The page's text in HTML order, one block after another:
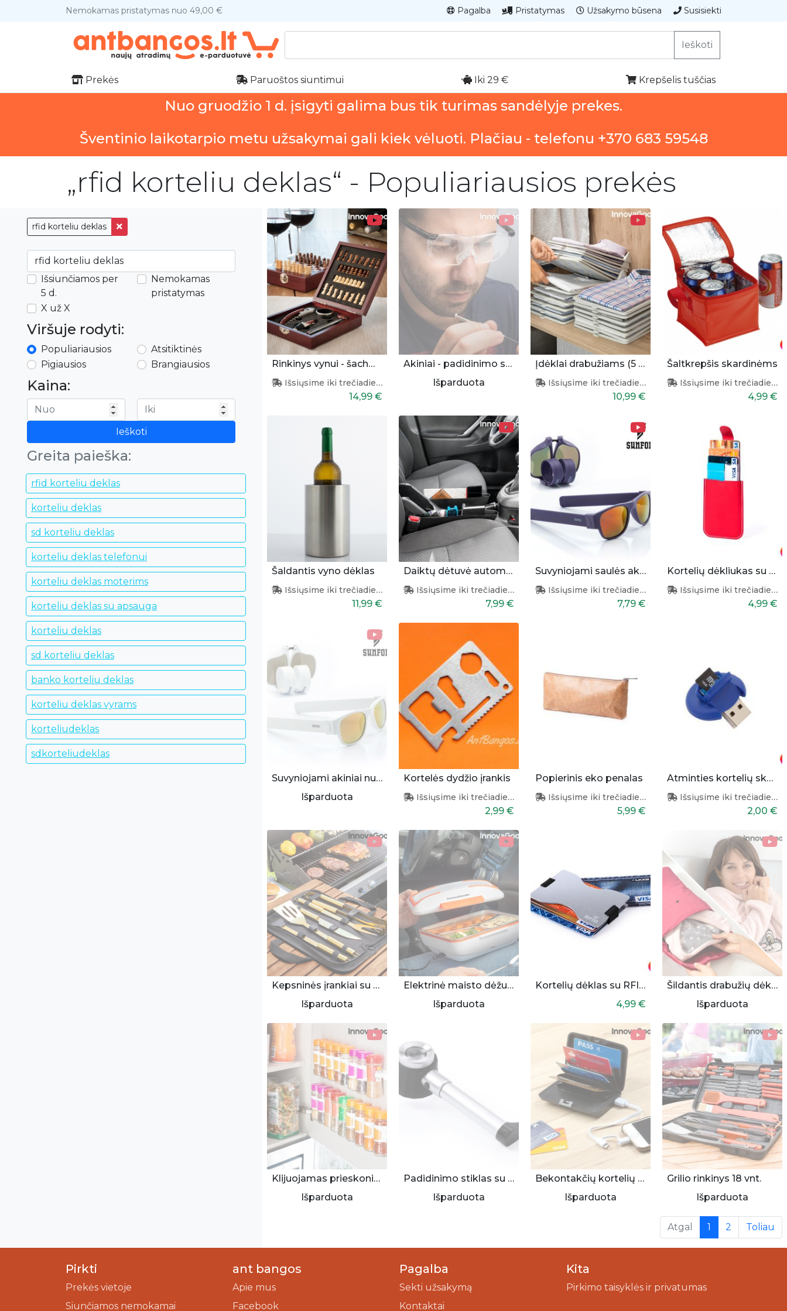
Nemokamas pristatymas nuo 49,00 € Pagalba Pristatymas Užsakymo būsena Susisiekti
Ieškoti
Prekės Paruoštos siuntimui Iki 29 € Krepšelis tuščias
Nuo gruodžio 1 d. įsigyti galima bus tik turimas sandėlyje prekes.
Šventinio laikotarpio metu užsakymai gali kiek vėluoti. Plačiau - telefonu +370 683 59548
„rfid korteliu deklas“ - Populiariausios prekės
rfid korteliu deklas
Išsiunčiamos per
5 d.
Nemokamas
pristatymas
X už X
Viršuje rodyti:
Populiariausios
Atsitiktinės
Pigiausios
Brangiausios
Kaina:
Ieškoti
Greita paieška:
rfid korteliu deklas
korteliu deklas
sd korteliu deklas
korteliu deklas telefonui
korteliu deklas moterims
korteliu deklas su apsauga
korteliu deklas
sd korteliu deklas
banko korteliu deklas
korteliu deklas vyrams
korteliudeklas
sdkorteliudeklas
Rinkinys vynui - šachmatai (37 vnt.)
Išsiųsime iki trečiadienio
14,99 €
Akiniai - padidinimo stiklai
Išparduota
Įdėklai drabužiams (5 Vnt.)
Išsiųsime iki trečiadienio
10,99 €
Šaltkrepšis skardinėms
Išsiųsime iki trečiadienio
4,99 €
Šaldantis vyno dėklas
Išsiųsime iki trečiadienio
11,99 €
Daiktų dėtuvė automobilio salonui (2 vnt.)
Išsiųsime iki trečiadienio
7,99 €
Suvyniojami saulės akiniai (violetiniai)
Išsiųsime iki trečiadienio
7,79 €
Kortelių dėkliukas su RFID apsauga
Išsiųsime iki trečiadienio
4,99 €
Suvyniojami akiniai nuo saulės (balti)
Išparduota
Kortelės dydžio įrankis
Išsiųsime iki trečiadienio
2,99 €
Popierinis eko penalas
Išsiųsime iki trečiadienio
5,99 €
Atminties kortelių skaitytuvas
Išsiųsime iki trečiadienio
2,00 €
Kepsninės įrankiai su dėklu (6 aukso spalvos dalys)
Išparduota
Elektrinė maisto dėžutė automobiliams
Išparduota
Kortelių dėklas su RFID apsauga
4,99 €
Šildantis drabužių dėklas
Išparduota
Klijuojamas prieskonių dėklas
Išparduota
Padidinimo stiklas su lempute
Išparduota
Bekontakčių kortelių apsauga/dėkliukas su pakrovėju
Išparduota
Grilio rinkinys 18 vnt.
Išparduota
Atgal 1 (current)
2 Toliau
Pirkti
Prekės vietoje
Siunčiamos nemokamai
ant bangos
Apie mus
Facebook
Pagalba
Sekti užsakymą
Kontaktai
Kita
Pirkimo taisyklės ir privatumas